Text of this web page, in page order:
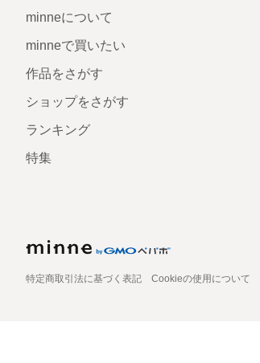
minneについて
minneで買いたい
作品をさがす
ショップをさがす
ランキング
特集
特定商取引法に基づく表記 Cookieの使用について